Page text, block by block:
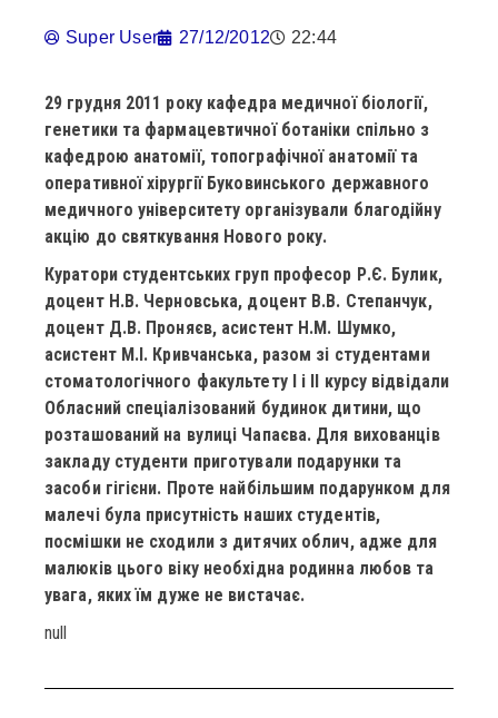
Super User 27/12/2012 22:44
29 грудня 2011 року кафедра медичної біології,
генетики та фармацевтичної ботаніки спільно з
кафедрою анатомії, топографічної анатомії та
оперативної хірургії Буковинського державного
медичного університету організували благодійну
акцію до святкування Нового року.
Куратори студентських груп професор Р.Є. Булик,
доцент Н.В. Черновська, доцент В.В. Степанчук,
доцент Д.В. Проняєв, асистент Н.М. Шумко,
асистент М.І. Кривчанська, разом зі студентами
стоматологічного факультету І і ІІ курсу відвідали
Обласний спеціалізований будинок дитини, що
розташований на вулиці Чапаєва. Для вихованців
закладу студенти приготували подарунки та
засоби гігієни. Проте найбільшим подарунком для
малечі була присутність наших студентів,
посмішки не сходили з дитячих облич, адже для
малюків цього віку необхідна родинна любов та
увага, яких їм дуже не вистачає.
null